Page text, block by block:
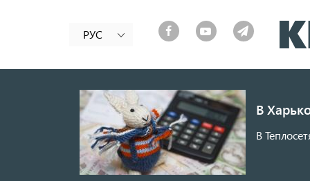
РУС
В
В